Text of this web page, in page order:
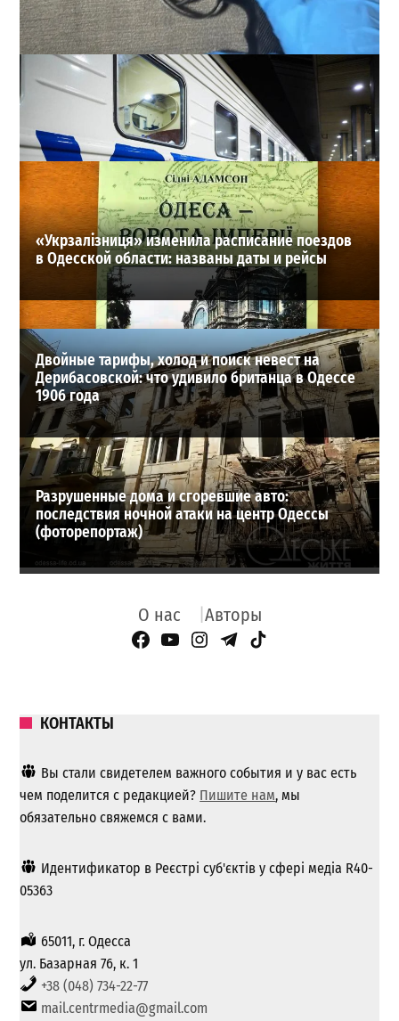
В Одессе стреляли по сотрудникам ТЦК: есть
раненые (ОБНОВЛЕНО)
02-08-2026 в 22:15
ВИБОР РЕДАКЦИИ
«Укрзалізниця» изменила расписание поездов
в Одесской области: названы даты и рейсы
Двойные тарифы, холод и поиск невест на
Дерибасовской: что удивило британца в Одессе
1906 года
Разрушенные дома и сгоревшие авто:
последствия ночной атаки на центр Одессы
(фоторепортаж)
О нас Авторы
Facebook Page
YouTube
Instagram
Telegram
TikTok
КОНТАКТЫ
Вы стали свидетелем важного события и у вас есть
чем поделится с редакцией? Пишите нам, мы
обязательно свяжемся с вами.
Идентификатор в Реєстрі суб'єктів у сфері медіа R40-
05363
65011, г. Одесса
ул. Базарная 76, к. 1
+38 (048) 734-22-77
mail.centrmedia@gmail.com